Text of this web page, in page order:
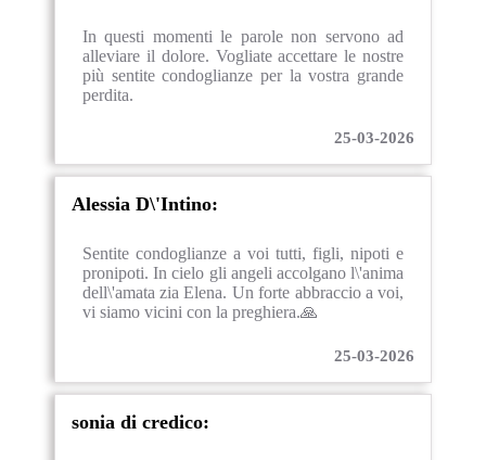
In questi momenti le parole non servono ad
alleviare il dolore. Vogliate accettare le nostre
più sentite condoglianze per la vostra grande
perdita.
25-03-2026
Alessia D\'Intino:
Sentite condoglianze a voi tutti, figli, nipoti e
pronipoti. In cielo gli angeli accolgano l\'anima
dell\'amata zia Elena. Un forte abbraccio a voi,
vi siamo vicini con la preghiera.🙏
25-03-2026
sonia di credico: